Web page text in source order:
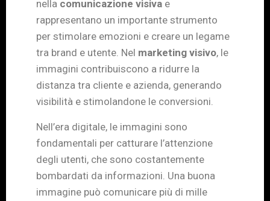
nella comunicazione visiva e
rappresentano un importante strumento
per stimolare emozioni e creare un legame
tra brand e utente. Nel marketing visivo, le
immagini contribuiscono a ridurre la
distanza tra cliente e azienda, generando
visibilità e stimolandone le conversioni.
Nell’era digitale, le immagini sono
fondamentali per catturare l’attenzione
degli utenti, che sono costantemente
bombardati da informazioni. Una buona
immagine può comunicare più di mille